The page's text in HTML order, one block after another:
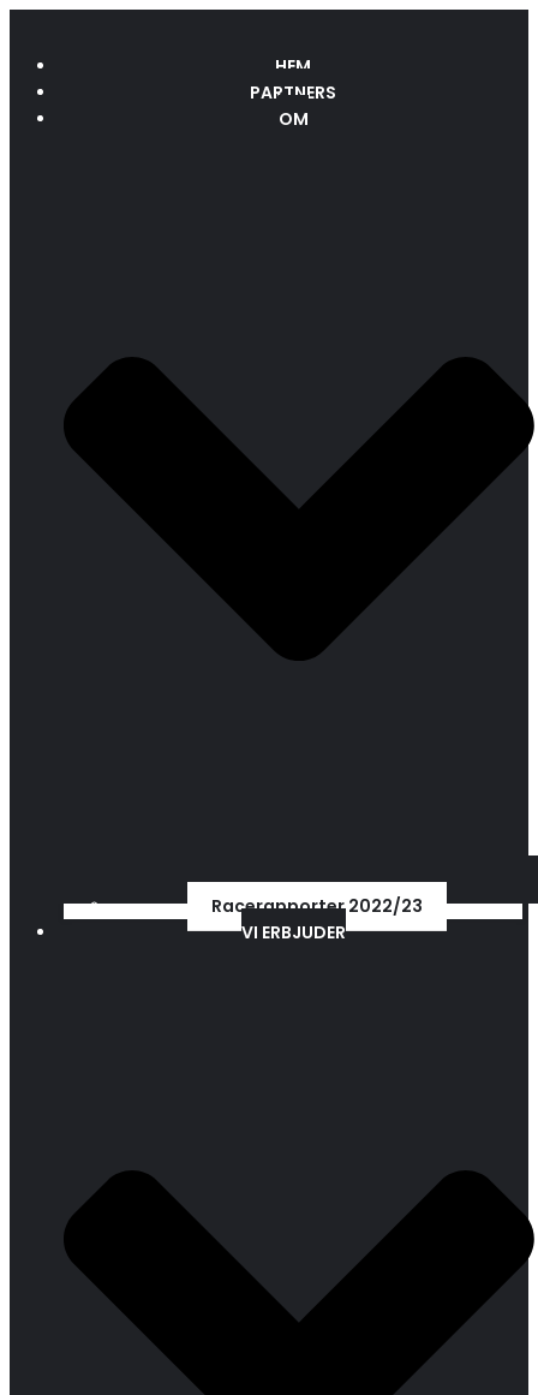
HEM
PARTNERS
OM
Racerapporter 2022/23
VI ERBJUDER